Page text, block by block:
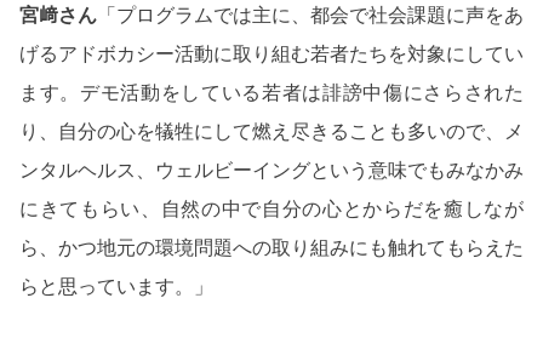
宮﨑さん 「プログラムでは主に、都会で社会課題に声をあ
げるアドボカシー活動に取り組む若者たちを対象にしてい
ます。デモ活動をしている若者は誹謗中傷にさらされた
り、自分の心を犠牲にして燃え尽きることも多いので、メ
ンタルヘルス、ウェルビーイングという意味でもみなかみ
にきてもらい、自然の中で自分の心とからだを癒しなが
ら、かつ地元の環境問題への取り組みにも触れてもらえた
らと思っています。」